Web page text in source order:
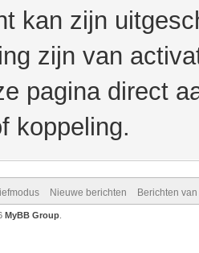
kan zijn
zijn van
pagina direct
koppeling.
Nieuwe berichten Berichten
MyBB Group